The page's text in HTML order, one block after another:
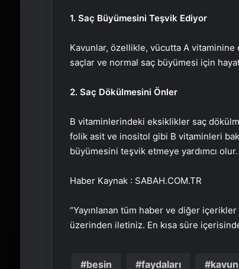
1. Saç Büyümesini Teşvik Ediyor
Kavunlar, özellikle, vücutta A vitaminine
saçlar ve normal saç büyümesi için
2. Saç Dökülmesini Önler
B vitaminlerindeki eksiklikler saç
folik asit ve inositol gibi B vitaminleri
büyümesini teşvik etmeye yardımcı olur.
Haber Kaynak : SABAH.COM.TR
“Yayınlanan tüm haber ve diğer
üzerinden iletiniz. En kısa süre
besin faydaları kavun